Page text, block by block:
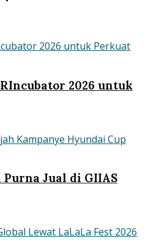
2026 untuk
Jual di GIIAS